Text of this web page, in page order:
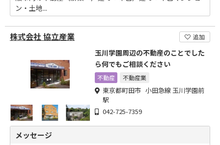
ン・土地...
株式会社 協立産業 追加
玉川学園周辺の不動産のことでした
ら何でもご相談ください
不動産 不動産業
東京都町田市 小田急線 玉川学園前
駅
042-725-7359
メッセージ